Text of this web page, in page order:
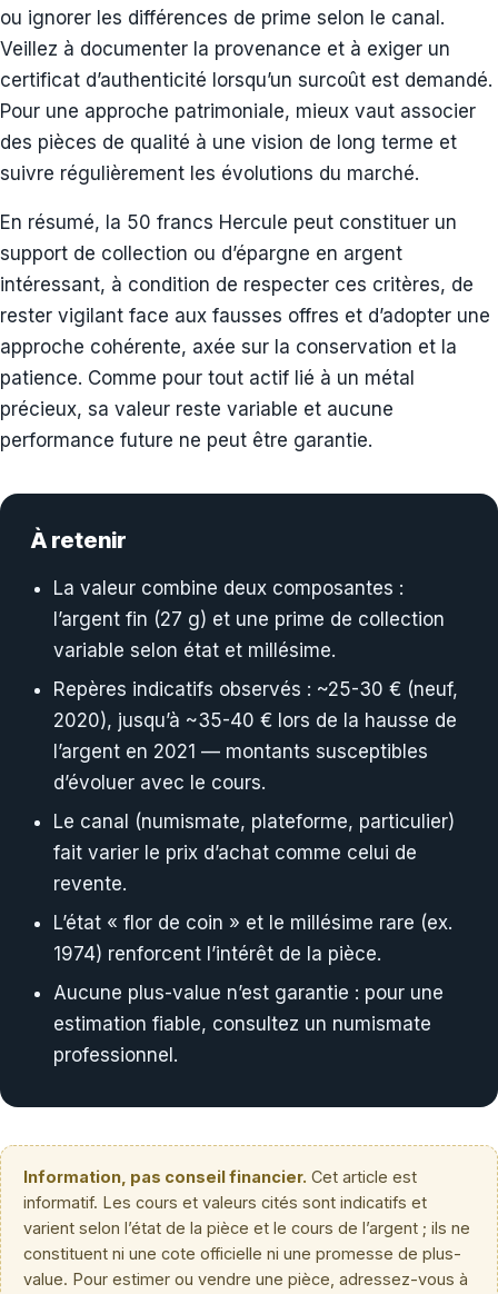
ou ignorer les différences de prime selon le canal.
Veillez à documenter la provenance et à exiger un
certificat d’authenticité lorsqu’un surcoût est demandé.
Pour une approche patrimoniale, mieux vaut associer
des pièces de qualité à une vision de long terme et
suivre régulièrement les évolutions du marché.
En résumé, la 50 francs Hercule peut constituer un
support de collection ou d’épargne en argent
intéressant, à condition de respecter ces critères, de
rester vigilant face aux fausses offres et d’adopter une
approche cohérente, axée sur la conservation et la
patience. Comme pour tout actif lié à un métal
précieux, sa valeur reste variable et aucune
performance future ne peut être garantie.
À retenir
La valeur combine deux composantes :
l’argent fin (27 g) et une prime de collection
variable selon état et millésime.
Repères indicatifs observés : ~25-30 € (neuf,
2020), jusqu’à ~35-40 € lors de la hausse de
l’argent en 2021 — montants susceptibles
d’évoluer avec le cours.
Le canal (numismate, plateforme, particulier)
fait varier le prix d’achat comme celui de
revente.
L’état « flor de coin » et le millésime rare (ex.
1974) renforcent l’intérêt de la pièce.
Aucune plus-value n’est garantie : pour une
estimation fiable, consultez un numismate
professionnel.
Information, pas conseil financier. Cet article est
informatif. Les cours et valeurs cités sont indicatifs et
varient selon l’état de la pièce et le cours de l’argent ; ils ne
constituent ni une cote officielle ni une promesse de plus-
value. Pour estimer ou vendre une pièce, adressez-vous à